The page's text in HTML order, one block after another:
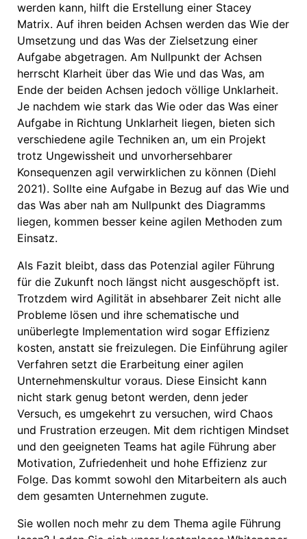
werden kann, hilft die Erstellung einer Stacey
Matrix. Auf ihren beiden Achsen werden das Wie der
Umsetzung und das Was der Zielsetzung einer
Aufgabe abgetragen. Am Nullpunkt der Achsen
herrscht Klarheit über das Wie und das Was, am
Ende der beiden Achsen jedoch völlige Unklarheit.
Je nachdem wie stark das Wie oder das Was einer
Aufgabe in Richtung Unklarheit liegen, bieten sich
verschiedene agile Techniken an, um ein Projekt
trotz Ungewissheit und unvorhersehbarer
Konsequenzen agil verwirklichen zu können (Diehl
2021). Sollte eine Aufgabe in Bezug auf das Wie und
das Was aber nah am Nullpunkt des Diagramms
liegen, kommen besser keine agilen Methoden zum
Einsatz.
Als Fazit bleibt, dass das Potenzial agiler Führung
für die Zukunft noch längst nicht ausgeschöpft ist.
Trotzdem wird Agilität in absehbarer Zeit nicht alle
Probleme lösen und ihre schematische und
unüberlegte Implementation wird sogar Effizienz
kosten, anstatt sie freizulegen. Die Einführung agiler
Verfahren setzt die Erarbeitung einer agilen
Unternehmenskultur voraus. Diese Einsicht kann
nicht stark genug betont werden, denn jeder
Versuch, es umgekehrt zu versuchen, wird Chaos
und Frustration erzeugen. Mit dem richtigen Mindset
und den geeigneten Teams hat agile Führung aber
Motivation, Zufriedenheit und hohe Effizienz zur
Folge. Das kommt sowohl den Mitarbeitern als auch
dem gesamten Unternehmen zugute.
Sie wollen noch mehr zu dem Thema agile Führung